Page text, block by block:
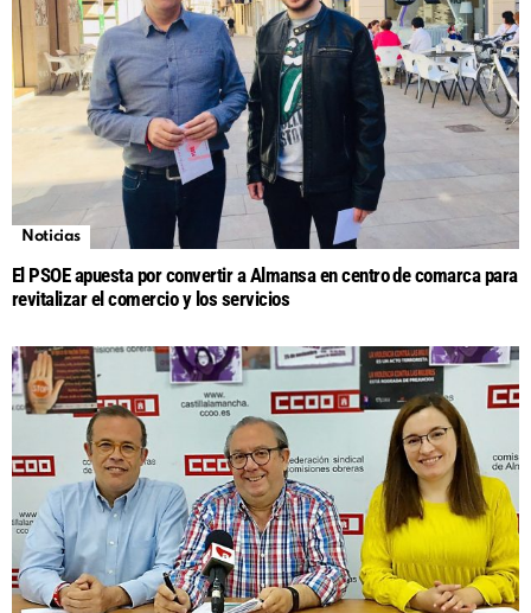
Noticias
El PSOE apuesta por convertir a Almansa en centro de comarca para
revitalizar el comercio y los servicios